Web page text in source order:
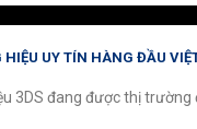
HIỆU UY TÍN HÀNG ĐẦU
3DS đang được thị trường